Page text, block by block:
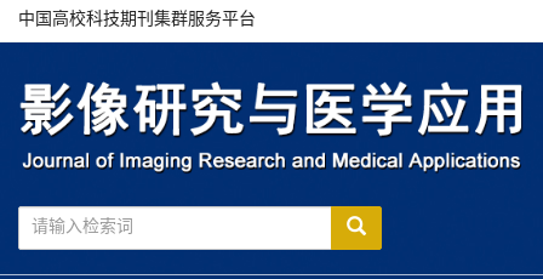
中国高校科技期刊集群服务平台